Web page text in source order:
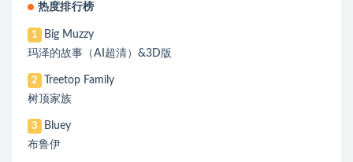
热度排行榜
1
Big Muzzy
玛泽的故事（AI超清）&3D版
2
Treetop Family
树顶家族
3
Bluey
布鲁伊